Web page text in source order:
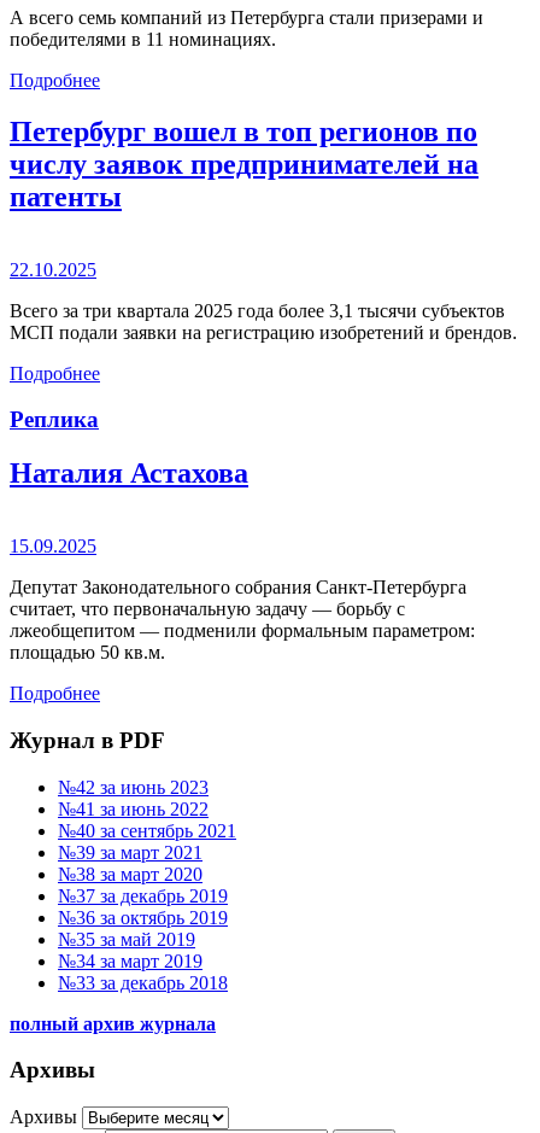
А всего семь компаний из Петербурга стали призерами и
победителями в 11 номинациях.
Подробнее
Петербург вошел в топ регионов по
числу заявок предпринимателей на
патенты
22.10.2025
Всего за три квартала 2025 года более 3,1 тысячи субъектов
МСП подали заявки на регистрацию изобретений и брендов.
Подробнее
Реплика
Наталия Астахова
15.09.2025
Депутат Законодательного собрания Санкт-Петербурга
считает, что первоначальную задачу — борьбу с
лжеобщепитом — подменили формальным параметром:
площадью 50 кв.м.
Подробнее
Журнал в PDF
№42 за июнь 2023
№41 за июнь 2022
№40 за сентябрь 2021
№39 за март 2021
№38 за март 2020
№37 за декабрь 2019
№36 за октябрь 2019
№35 за май 2019
№34 за март 2019
№33 за декабрь 2018
полный архив журнала
Архивы
Архивы